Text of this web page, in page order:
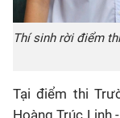
Thí sinh rời điểm
Tại điểm thi
Hoàng Trúc Linh